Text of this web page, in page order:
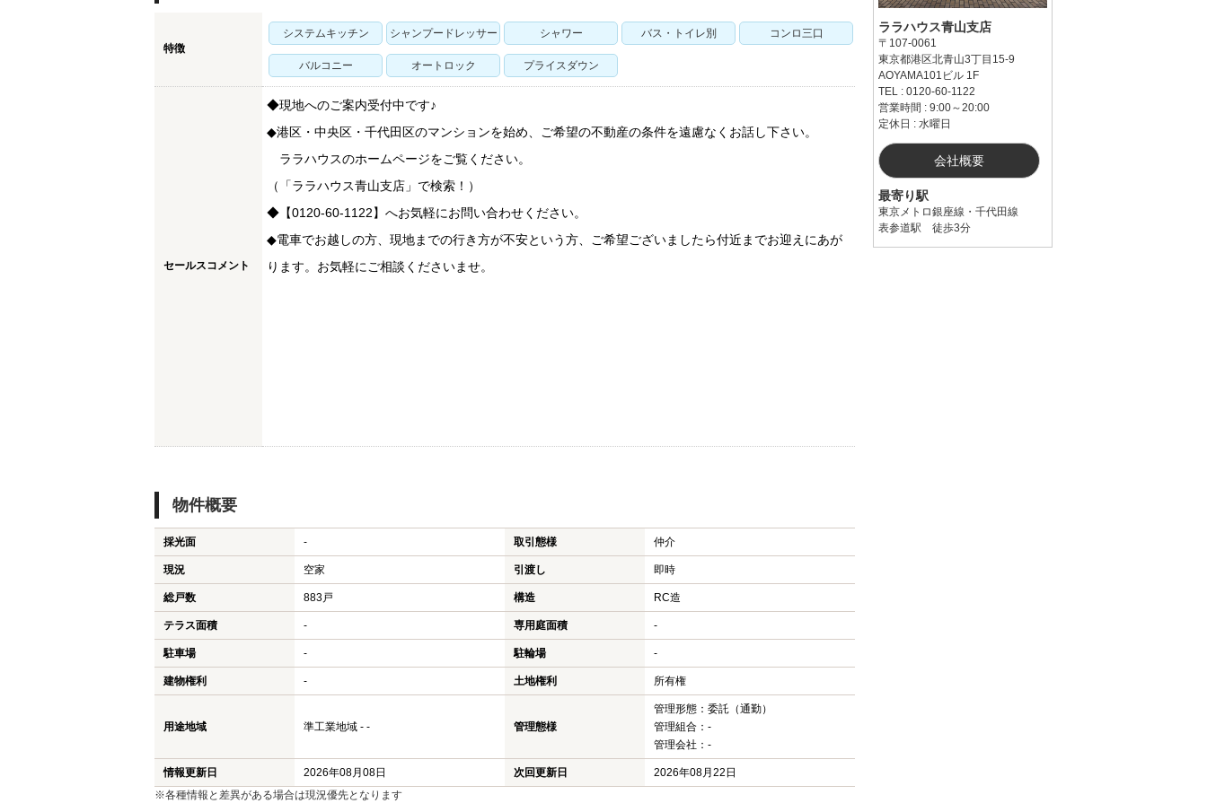
特徴
システムキッチン シャンプードレッサー シャワー バス・トイレ別 コンロ三口
バルコニー オートロック プライスダウン
セールスコメント
◆現地へのご案内受付中です♪
◆港区・中央区・千代田区のマンションを始め、ご希望の不動産の条件を遠慮なくお話し下さい。
ララハウスのホームページをご覧ください。
（「ララハウス青山支店」で検索！）
◆【0120-60-1122】へお気軽にお問い合わせください。
◆電車でお越しの方、現地までの行き方が不安という方、ご希望ございましたら付近までお迎えにあが
ります。お気軽にご相談くださいませ。
物件概要
採光面 - 取引態様 仲介
現況 空家 引渡し 即時
総戸数 883戸 構造 RC造
テラス面積 - 専用庭面積 -
駐車場 - 駐輪場 -
建物権利 - 土地権利 所有権
用途地域 準工業地域 - - 管理態様
管理形態：委託（通勤）
管理組合：-
管理会社：-
情報更新日 2026年08月08日 次回更新日
2026年08月22日
※各種情報と差異がある場合は現況優先となります
ララハウス青山支店
〒107-0061
東京都港区北青山3丁目15-9
AOYAMA101ビル 1F
TEL : 0120-60-1122
営業時間 : 9:00～20:00
定休日 : 水曜日
会社概要
最寄り駅
東京メトロ銀座線・千代田線
表参道駅 徒歩3分